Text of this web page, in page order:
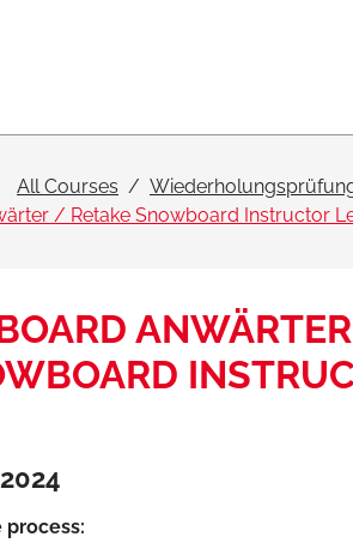
All Courses
/ Retake Snowboard Instructor